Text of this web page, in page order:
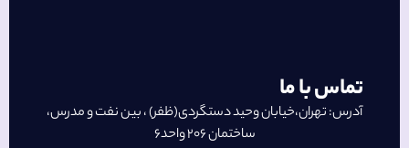
تماس با ما
آدرس: تهران،خیابان وحید دستگردی(ظفر) ، بین نفت و مدرس،
ساختمان 206 واحد6